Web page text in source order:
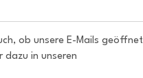
ob unsere E-Mails geöffnet
dazu in unseren